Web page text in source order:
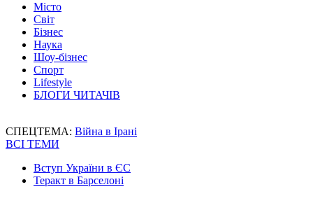
Місто
Світ
Бізнес
Наука
Шоу-бізнес
Спорт
Lifestyle
БЛОГИ ЧИТАЧІВ
СПЕЦТЕМА: Війна в Ірані
ВСІ ТЕМИ
Вступ України в ЄС
Теракт в Барселоні